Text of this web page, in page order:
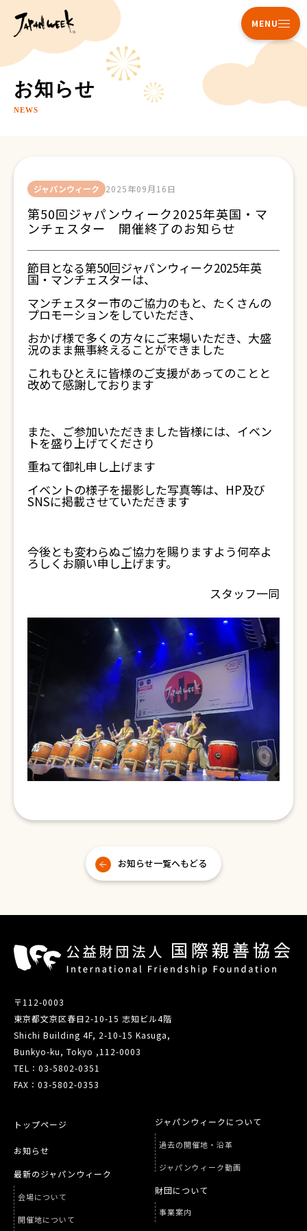
MENU
お知らせ
NEWS
ジャパンウィーク 2025年09月16日
第50回ジャパンウィーク2025年英国・マ
ンチェスター 開催終了のお知らせ
節目となる第50回ジャパンウィーク2025年英
国・マンチェスターは、
マンチェスター市のご協力のもと、たくさんの
プロモーションをしていただき、
おかげ様で多くの方々にご来場いただき、大盛
況のまま無事終えることができました
これもひとえに皆様のご支援があってのことと
改めて感謝しております
また、ご参加いただきました皆様には、イベン
トを盛り上げてくださり
重ねて御礼申し上げます
イベントの様子を撮影した写真等は、HP及び
SNSに掲載させていただきます
今後とも変わらぬご協力を賜りますよう何卒よ
ろしくお願い申し上げます。
スタッフ一同
お知らせ一覧へもどる
〒112-0003
東京都文京区春日2-10-15 志知ビル4階
Shichi Building 4F, 2-10-15 Kasuga,
Bunkyo-ku, Tokyo ,112-0003
TEL：03-5802-0351
FAX：03-5802-0353
トップページ
お知らせ
最新のジャパンウィーク
会場について
開催地について
ジャパンウィークについて
過去の開催地・沿革
ジャパンウィーク動画
財団について
事業案内